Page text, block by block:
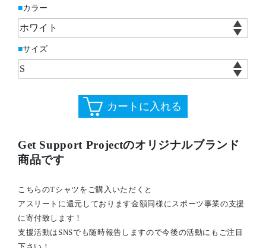
カラー
サイズ
Get Support Projectのオリジナルブランド
商品です
こちらのTシャツをご購入いただくと
アスリートに還元しております金額同様にスポーツ事業の支援
に寄付致します！
支援活動はSNSでも随時報告しますので今後の活動にもご注目